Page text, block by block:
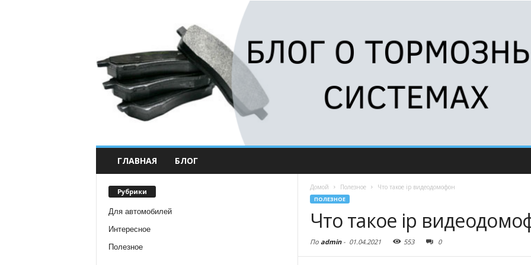
ГЛАВНАЯ БЛОГ
Рубрики
Для автомобилей
Интересное
Полезное
Домой Полезное Что такое ip видеодомофон
ПОЛЕЗНОЕ
Что такое ip
По admin- 01.04.2021 553 0